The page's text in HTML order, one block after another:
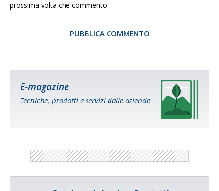
prossima volta che commento.
E-magazine
Tecniche, prodotti e servizi dalle aziende